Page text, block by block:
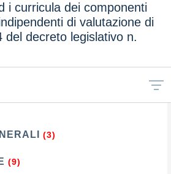
i curricula dei componenti
di valutazione di
del decreto legislativo n.
(3)
(9)